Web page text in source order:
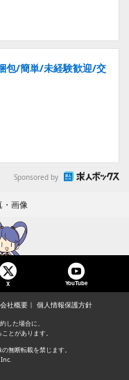
包/簡単/未経験歓迎/交
Sponsored by
・画像
X YouTube
会社概要 個人情報保護方針
した場合に、
とがあります。
無断転載を禁じます。